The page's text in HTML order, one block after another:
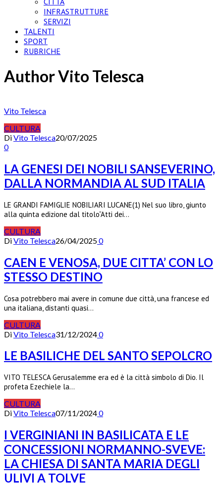
INFRASTRUTTURE
SERVIZI
TALENTI
SPORT
RUBRICHE
AuthorVito Telesca
Vito Telesca
CULTURA
DiVito Telesca20/07/2025
0
LA GENESI DEI NOBILI SANSEVERINO,
DALLA NORMANDIA AL SUD ITALIA
LE GRANDI FAMIGLIE NOBILIARI LUCANE(1) Nel suo libro, giunto
alla quinta edizione dal titolo“Atti dei…
CULTURA
DiVito Telesca26/04/20250
CAEN E VENOSA, DUE CITTA’ CON LO
STESSO DESTINO
Cosa potrebbero mai avere in comune due città, una francese ed
una italiana, distanti quasi…
CULTURA
DiVito Telesca31/12/20240
LE BASILICHE DEL SANTO SEPOLCRO
VITO TELESCA Gerusalemme era ed è la città simbolo di Dio. Il
profeta Ezechiele la…
CULTURA
DiVito Telesca07/11/20240
I VERGINIANI IN BASILICATA E LE
CONCESSIONI NORMANNO-SVEVE:
LA CHIESA DI SANTA MARIA DEGLI
ULIVI A TOLVE